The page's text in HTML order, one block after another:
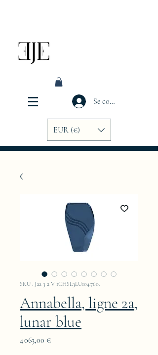
Se connecter
EUR (€)
SKU : Jaa 3 2 V 1CHSL3LU104.760.
Annabella, ligne 2a,
lunar blue
4 063,00 €Prix